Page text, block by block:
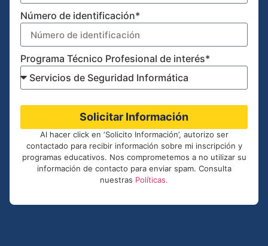
Número de identificación*
Programa Técnico Profesional de interés*
Solicitar Información
Al hacer click en ‘Solicito Información’, autorizo ser
contactado para recibir información sobre mi inscripción y
programas educativos. Nos comprometemos a no utilizar su
información de contacto para enviar spam. Consulta
nuestras Políticas.